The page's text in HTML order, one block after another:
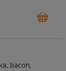
bacon